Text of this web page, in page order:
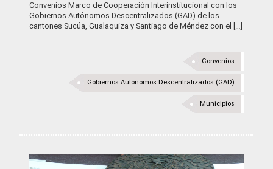
Convenios Marco de Cooperación Interinstitucional con los
Gobiernos Autónomos Descentralizados (GAD) de los
cantones Sucúa, Gualaquiza y Santiago de Méndez con el […]
Convenios
Gobiernos Autónomos Descentralizados (GAD)
Municipios